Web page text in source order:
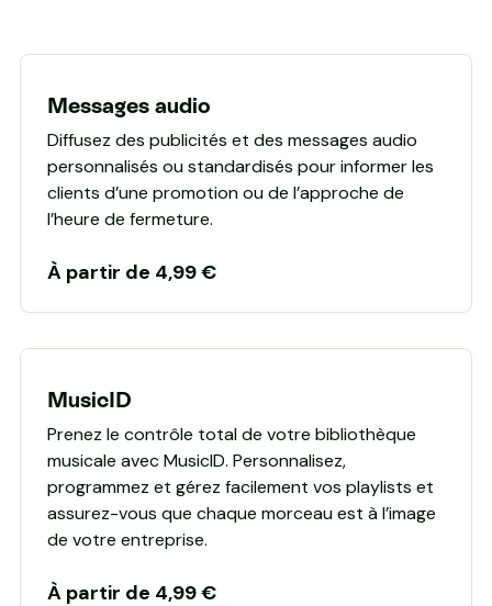
Messages audio
Diffusez des publicités et des messages audio
personnalisés ou standardisés pour informer les
clients d’une promotion ou de l’approche de
l’heure de fermeture.
À partir de 4,99 €
MusicID
Prenez le contrôle total de votre bibliothèque
musicale avec MusicID. Personnalisez,
programmez et gérez facilement vos playlists et
assurez-vous que chaque morceau est à l’image
de votre entreprise.
À partir de 4,99 €